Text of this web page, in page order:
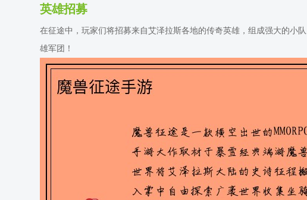
英雄招募
在征途中，玩家们将招募来自艾泽拉斯各地的传奇英雄，组成强大的小
雄军团！